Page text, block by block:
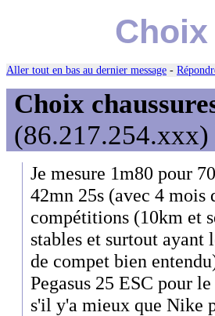
Aller tout en bas au dernier message -
Choix
Je mesure 1m80 pour
42mn 25s (avec 4 mois
compétitions (10km et
stables et surtout ayant
de compet bien
Pegasus 25 ESC pour
s'il y'a mieux que Nike